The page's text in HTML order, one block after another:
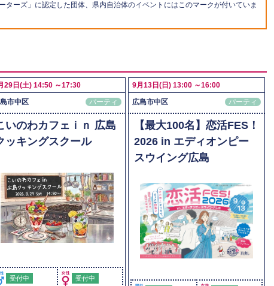
ターズ」に認定した団体、県内自治体のイベントにはこのマークが付いていま
29日(土) 14:50 ～17:30
市中区
パーティ
いのわカフェｉｎ 広島
ッキングスクール
受付中 受付中
9月13日(日) 13:00 ～16:00
広島市中区
パーティ
【最大100名】恋活FES！
2026 in エディオンピー
スウイング広島